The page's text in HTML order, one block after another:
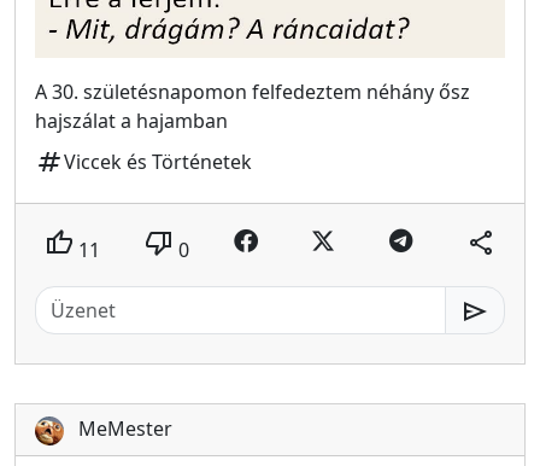
A 30. születésnapomon felfedeztem néhány ősz
hajszálat a hajamban
tagViccek és Történetek
thumb_up 11 thumb_down 0 share
send
MeMester